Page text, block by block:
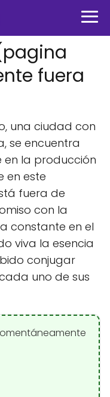
fuera
una ciudad con
se encuentra
en la producción
en este
fuera de
con la
constante en el
viva la esencia
conjugar
uno de sus